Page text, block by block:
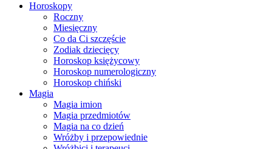
Horoskopy
Roczny
Miesięczny
Co da Ci szczęście
Zodiak dziecięcy
Horoskop księżycowy
Horoskop numerologiczny
Horoskop chiński
Magia
Magia imion
Magia przedmiotów
Magia na co dzień
Wróżby i przepowiednie